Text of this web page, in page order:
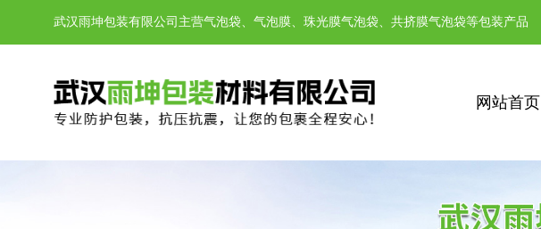
武汉雨坤包装有限公司 主营气泡袋、气泡膜、珠光膜气泡袋、共挤膜气泡袋等包装产品
网站首页